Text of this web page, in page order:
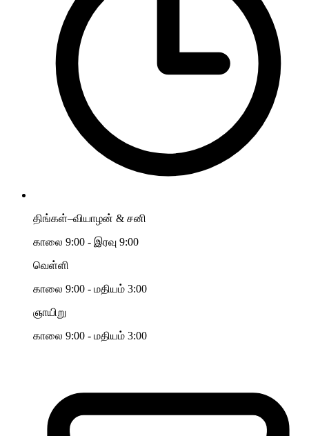
திங்கள்–வியாழன் & சனி
காலை 9:00 - இரவு 9:00
வெள்ளி
காலை 9:00 - மதியம் 3:00
ஞாயிறு
காலை 9:00 - மதியம் 3:00